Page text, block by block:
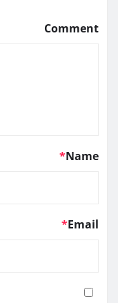
Comment
Name
*
Email
*